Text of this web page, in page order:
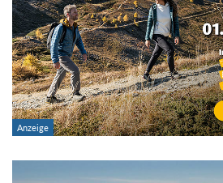
Gebirge:
Art der Tour:
Schwierigkeitsgrad: